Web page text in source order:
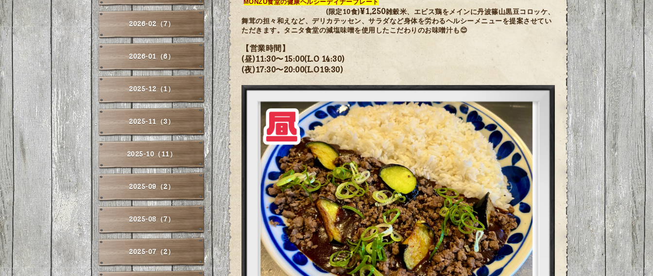
MONZU食堂の健康ヘルシーディナープレート
(限定10食)¥1,250雑穀米、エビス鶏をメインに丹波篠山黒豆コロッケ、
舞茸の担々和えなど、デリカテッセン、サラダなど身体を労わるヘルシーメニューを提案させてい
ただきます。タニタ食堂の減塩味噌を使用したこだわりのお味噌汁も😊
【営業時間】
(昼)11:30〜15:00(L.O 14:30)
(夜)17:30〜20:00(L.O19:30)
2026-02（7）
2026-01（6）
2025-12（1）
2025-11（3）
2025-10（11）
2025-09（2）
2025-08（7）
2025-07（2）